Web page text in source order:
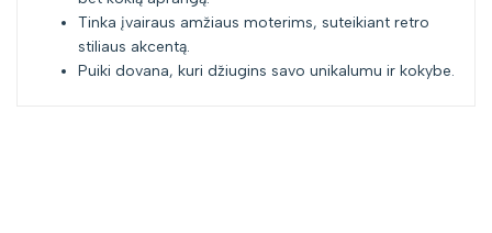
Tinka įvairaus amžiaus moterims, suteikiant retro
stiliaus akcentą.
Puiki dovana, kuri džiugins savo unikalumu ir kokybe.